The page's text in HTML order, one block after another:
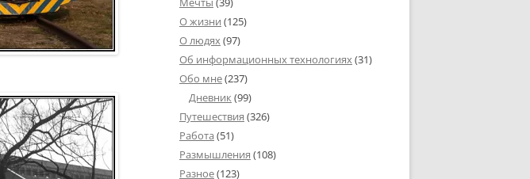
О жизни (125)
О людях(97)
Об информационных технологиях(31)
Обо мне(237)
Дневник(99)
Путешествия (326)
Работа (51)
Размышления (108)
Разное(123)